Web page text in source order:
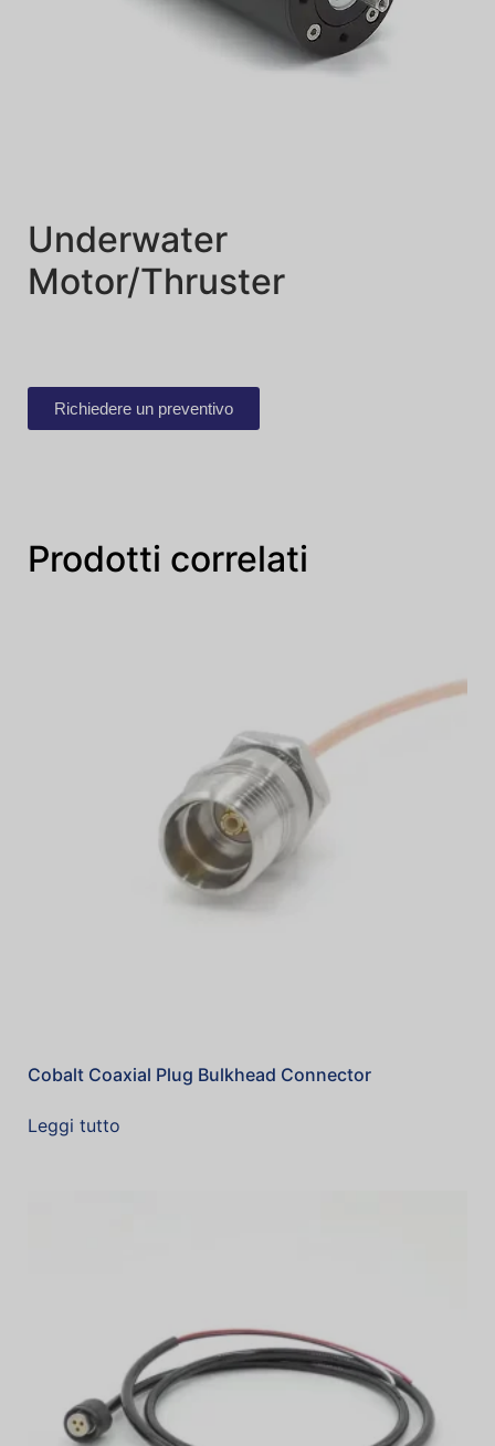
Underwater
Motor/Thruster
Richiedere un preventivo
Prodotti correlati
Cobalt Coaxial Plug Bulkhead Connector
Leggi tutto